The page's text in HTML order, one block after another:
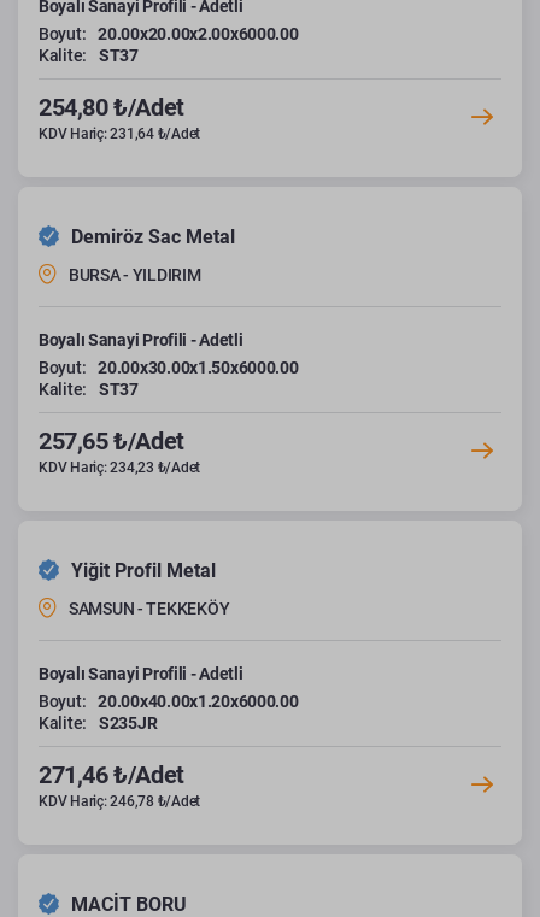
Boyalı Sanayi Profili - Adetli
Boyut:
20.00x20.00x2.00x6000.00
Kalite:
ST37
254,80 ₺/Adet
KDV Hariç: 231,64 ₺/Adet
Demiröz Sac Metal
BURSA - YILDIRIM
Boyalı Sanayi Profili - Adetli
Boyut:
20.00x30.00x1.50x6000.00
Kalite:
ST37
257,65 ₺/Adet
KDV Hariç: 234,23 ₺/Adet
Yiğit Profil Metal
SAMSUN - TEKKEKÖY
Boyalı Sanayi Profili - Adetli
Boyut:
20.00x40.00x1.20x6000.00
Kalite:
S235JR
271,46 ₺/Adet
KDV Hariç: 246,78 ₺/Adet
MACİT BORU